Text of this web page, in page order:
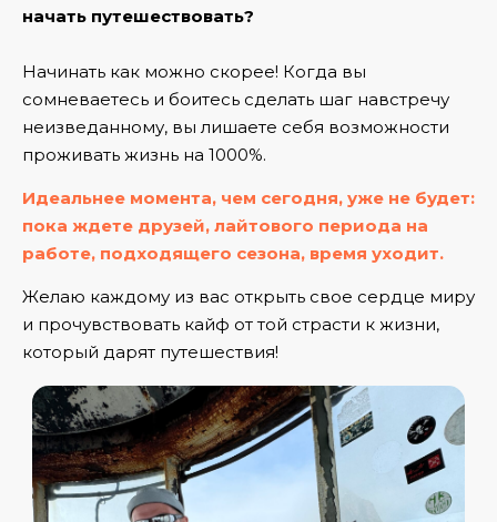
начать путешествовать?
Начинать как можно скорее! Когда вы
сомневаетесь и боитесь сделать шаг навстречу
неизведанному, вы лишаете себя возможности
проживать жизнь на 1000%.
Идеальнее момента, чем сегодня, уже не будет:
пока ждете друзей, лайтового периода на
работе, подходящего сезона, время уходит.
Желаю каждому из вас открыть свое сердце миру
и прочувствовать кайф от той страсти к жизни,
который дарят путешествия!